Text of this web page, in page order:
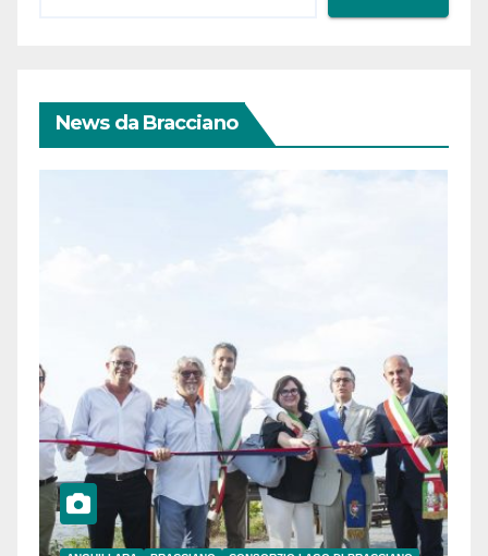
News da Bracciano